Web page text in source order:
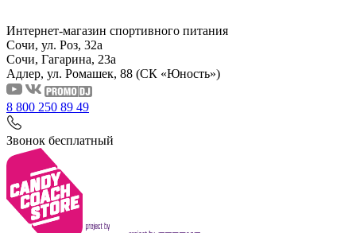
Интернет-магазин спортивного питания
Сочи, ул. Роз, 32а
Сочи, Гагарина, 23а
Адлер, ул. Ромашек, 88 (СК «Юность»)
8 800 250 89 49
Звонок бесплатный